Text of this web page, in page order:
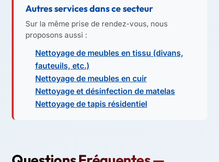
Autres services dans ce secteur
Sur la même prise de rendez-vous, nous
proposons aussi :
Nettoyage de meubles en tissu (divans,
fauteuils, etc.)
Nettoyage de meubles en cuir
Nettoyage et désinfection de matelas
Nettoyage de tapis résidentiel